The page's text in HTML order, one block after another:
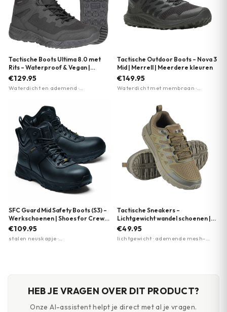
Tactische Boots Ultima 8.0 met
Rits – Waterproof & Vegan |
Magnum | Meerdere kleuren
€129.95
Waterdicht en ademend ·
Tactische Outdoor Boots – Nova 3
Mid | Merrell | Meerdere kleuren
€149.95
Waterdicht met membraan ·
SFC Guard Mid Safety Boots (S3) –
Werkschoenen | Shoes for Crews
| Zwart
€109.95
stalen neuskapje ·
Tactische Sneakers –
Lichtgewicht wandel schoenen |
EVA-zool | M-Tac | Meerdere
€49.95
lichtgewicht · ademende mesh-
HEB JE VRAGEN OVER DIT PRODUCT?
Onze AI-assistent helpt je direct met al je vragen.